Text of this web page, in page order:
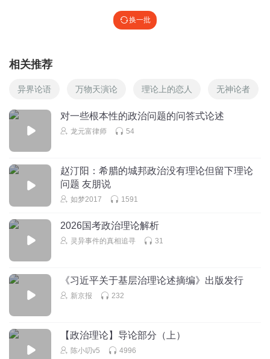
换一批
相关推荐
异界论语 万物天演论 理论上的恋人 无神论者
对一些根本性的政治问题的问答式论述
龙元富律师 54
赵汀阳：希腊的城邦政治没有理论但留下理论
问题 友朋说
如梦2017 1591
2026国考政治理论解析
灵异事件的真相追寻 31
《习近平关于基层治理论述摘编》出版发行
新京报 232
【政治理论】导论部分（上）
陈小叨v5 4996